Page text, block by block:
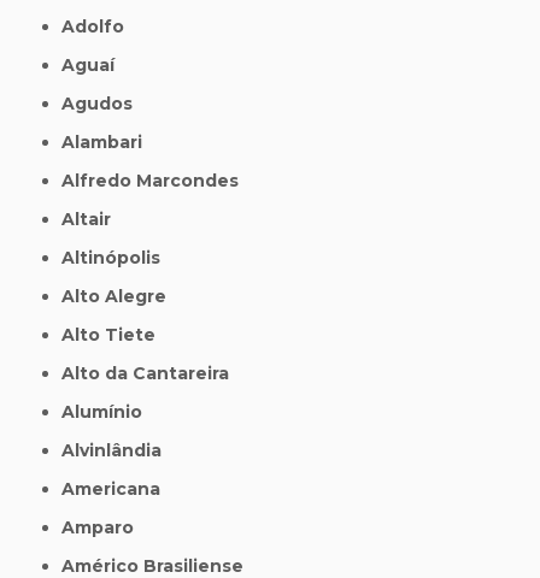
Adolfo
Aguaí
Agudos
Alambari
Alfredo Marcondes
Altair
Altinópolis
Alto Alegre
Alto Tiete
Alto da Cantareira
Alumínio
Alvinlândia
Americana
Amparo
Américo Brasiliense